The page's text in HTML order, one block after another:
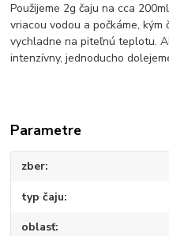
Použijeme 2g čaju na cca
vriacou vodou a počkáme,
vychladne na piteľnú teplotu.
intenzívny, jednoducho
Parametre
zber
typ čaju
oblasť